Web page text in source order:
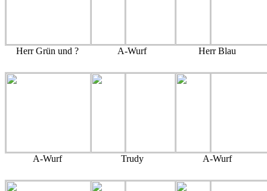
Herr Grün und ? A-Wurf Herr Blau
A-Wurf Trudy A-Wurf